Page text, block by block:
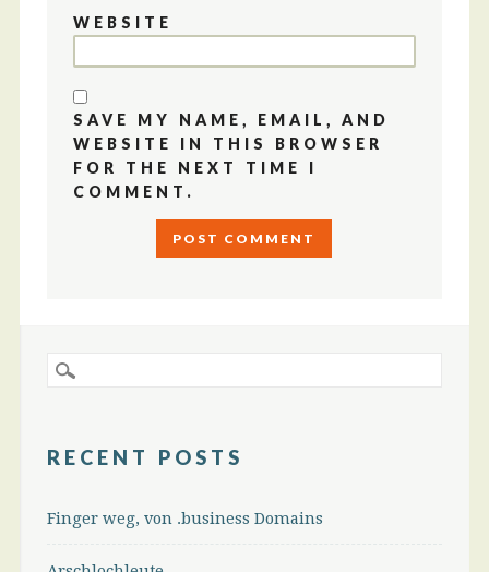
WEBSITE
SAVE MY NAME, EMAIL, AND
WEBSITE IN THIS BROWSER
FOR THE NEXT TIME I
COMMENT.
RECENT POSTS
Finger weg, von .business Domains